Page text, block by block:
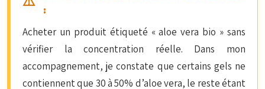
:
Acheter un produit étiqueté « aloe vera bio » sans
vérifier la concentration réelle. Dans mon
accompagnement, je constate que certains gels ne
contiennent que 30 à 50% d’aloe vera, le reste étant